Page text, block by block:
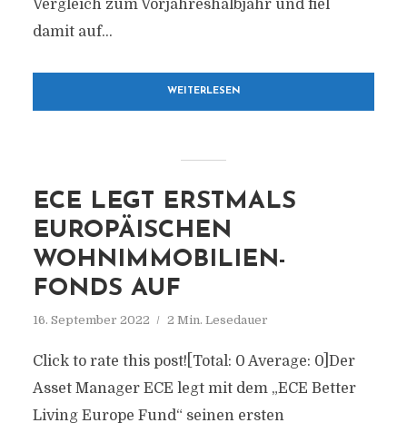
Vergleich zum Vorjahreshalbjahr und fiel
damit auf...
WEITERLESEN
ECE LEGT ERSTMALS
EUROPÄISCHEN
WOHNIMMOBILIEN-
FONDS AUF
16. September 2022 2 Min. Lesedauer
Click to rate this post![Total: 0 Average: 0]Der
Asset Manager ECE legt mit dem „ECE Better
Living Europe Fund“ seinen ersten